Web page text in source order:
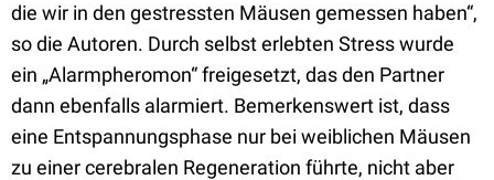
die wir in den gestressten Mäusen gemessen haben“,
so die Autoren. Durch selbst erlebten Stress wurde
ein „Alarmpheromon“ freigesetzt, das den Partner
dann ebenfalls alarmiert. Bemerkenswert ist, dass
eine Entspannungsphase nur bei weiblichen Mäusen
zu einer cerebralen Regeneration führte, nicht aber